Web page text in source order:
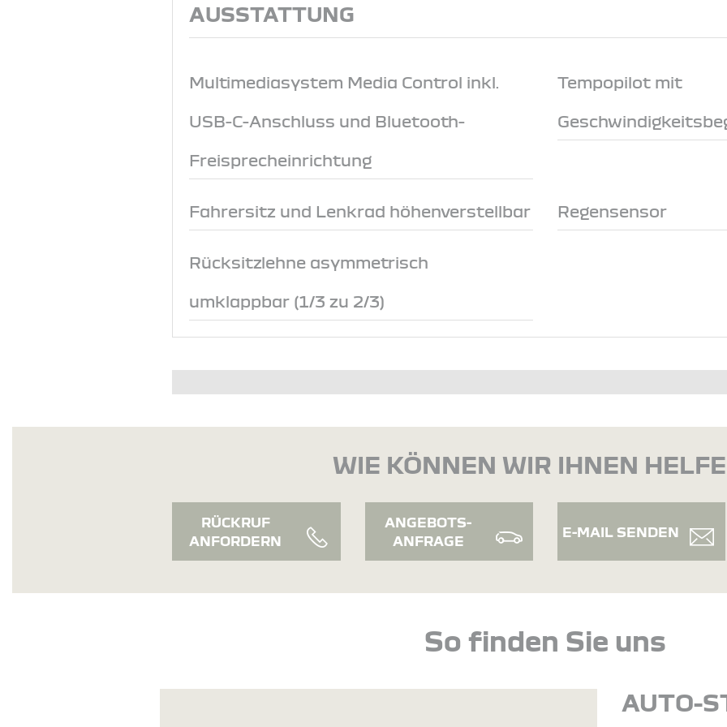
AUSSTATTUNG
Multimediasystem Media Control inkl.
USB-C-Anschluss und Bluetooth-
Freisprecheinrichtung
Tempopilot mit
Fahrersitz und Lenkrad höhenverstellbar Regensensor
Rücksitzlehne asymmetrisch
umklappbar (1/3 zu 2/3)
WIE KÖNNEN WIR IHNEN
RÜCKRUF
ANFORDERN
ANGEBOTS-
ANFRAGE
E-MAIL SENDEN
So finden Sie uns
AUTO-